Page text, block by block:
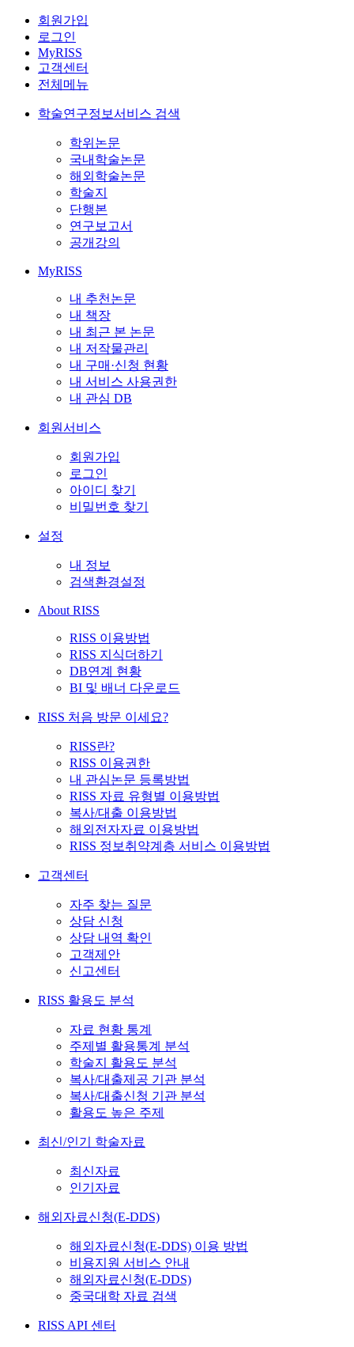
회원가입
로그인
MyRISS
고객센터
전체메뉴
학술연구정보서비스 검색
학위논문
국내학술논문
해외학술논문
학술지
단행본
연구보고서
공개강의
MyRISS
내 추천논문
내 책장
내 최근 본 논문
내 저작물관리
내 구매·신청 현황
내 서비스 사용권한
내 관심 DB
회원서비스
회원가입
로그인
아이디 찾기
비밀번호 찾기
설정
내 정보
검색환경설정
About RISS
RISS 이용방법
RISS 지식더하기
DB연계 현황
BI 및 배너 다운로드
RISS 처음 방문 이세요?
RISS란?
RISS 이용권한
내 관심논문 등록방법
RISS 자료 유형별 이용방법
복사/대출 이용방법
해외전자자료 이용방법
RISS 정보취약계층 서비스 이용방법
고객센터
자주 찾는 질문
상담 신청
상담 내역 확인
고객제안
신고센터
RISS 활용도 분석
자료 현황 통계
주제별 활용통계 분석
학술지 활용도 분석
복사/대출제공 기관 분석
복사/대출신청 기관 분석
활용도 높은 주제
최신/인기 학술자료
최신자료
인기자료
해외자료신청(E-DDS)
해외자료신청(E-DDS) 이용 방법
비용지원 서비스 안내
해외자료신청(E-DDS)
중국대학 자료 검색
RISS API 센터